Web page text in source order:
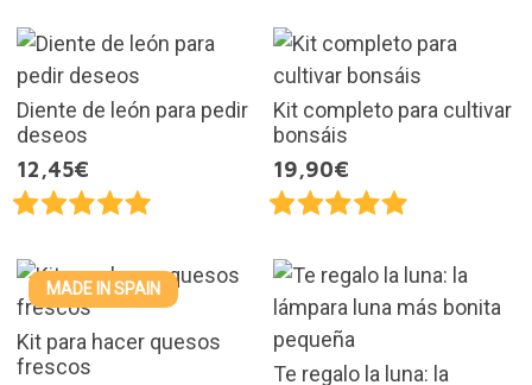
Diente de león para pedir
deseos
12,45€
Kit completo para cultivar
bonsáis
19,90€
MADE IN SPAIN
Kit para hacer quesos
frescos
Te regalo la luna: la